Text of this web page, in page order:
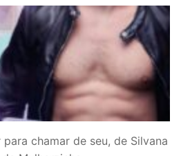
chamar de seu, de Silvana